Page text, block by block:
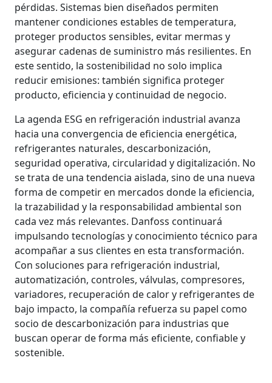
pérdidas. Sistemas bien diseñados permiten
mantener condiciones estables de temperatura,
proteger productos sensibles, evitar mermas y
asegurar cadenas de suministro más resilientes. En
este sentido, la sostenibilidad no solo implica
reducir emisiones: también significa proteger
producto, eficiencia y continuidad de negocio.
La agenda ESG en refrigeración industrial avanza
hacia una convergencia de eficiencia energética,
refrigerantes naturales, descarbonización,
seguridad operativa, circularidad y digitalización. No
se trata de una tendencia aislada, sino de una nueva
forma de competir en mercados donde la eficiencia,
la trazabilidad y la responsabilidad ambiental son
cada vez más relevantes. Danfoss continuará
impulsando tecnologías y conocimiento técnico para
acompañar a sus clientes en esta transformación.
Con soluciones para refrigeración industrial,
automatización, controles, válvulas, compresores,
variadores, recuperación de calor y refrigerantes de
bajo impacto, la compañía refuerza su papel como
socio de descarbonización para industrias que
buscan operar de forma más eficiente, confiable y
sostenible.